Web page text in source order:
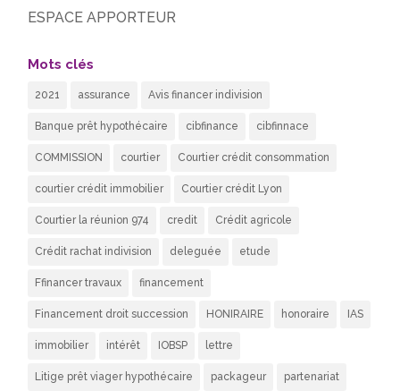
ESPACE APPORTEUR
Mots clés
2021 assurance Avis financer indivision
Banque prêt hypothécaire cibfinance cibfinnace
COMMISSION courtier Courtier crédit consommation
courtier crédit immobilier Courtier crédit Lyon
Courtier la réunion 974 credit Crédit agricole
Crédit rachat indivision deleguée etude
Ffinancer travaux financement
Financement droit succession HONIRAIRE honoraire IAS
immobilier intérêt IOBSP lettre
Litige prêt viager hypothécaire packageur partenariat